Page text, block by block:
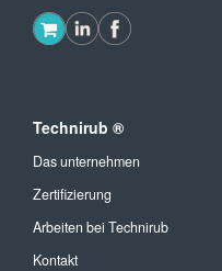
Technirub ®
Das unternehmen
Zertifizierung
Arbeiten bei Technirub
Kontakt